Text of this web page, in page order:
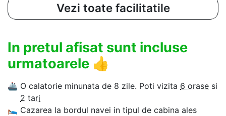
Vezi toate facilitatile
In pretul afisat sunt incluse
urmatoarele 👍
🚢 O calatorie minunata de 8 zile. Poti vizita 6 orase si
2 tari
🛌 Cazarea la bordul navei in tipul de cabina ales